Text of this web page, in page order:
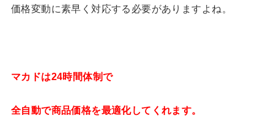
価格変動に素早く対応する必要がありますよね。
マカドは24時間体制で
全自動で商品価格を最適化してくれます。